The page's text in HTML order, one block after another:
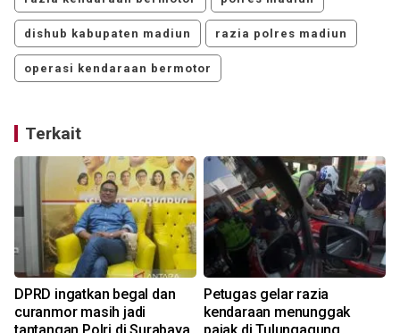
dishub kabupaten madiun razia polres madiun
operasi kendaraan bermotor
Terkait
DPRD ingatkan begal dan
curanmor masih jadi
Petugas gelar razia
kendaraan menunggak